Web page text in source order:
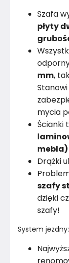
Szafa
płyty
mm,
mycia
Ścianki
Drążki
szafy
dzięki
szafy!
System jezdny: